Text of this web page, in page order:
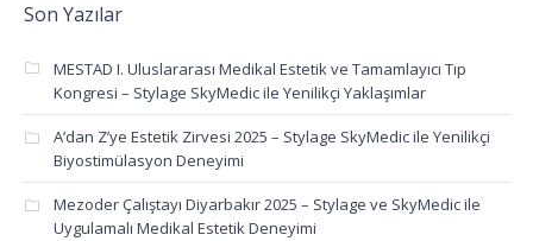
Son Yazılar
MESTAD I. Uluslararası Medikal Estetik ve Tamamlayıcı Tıp
Kongresi – Stylage SkyMedic ile Yenilikçi Yaklaşımlar
A’dan Z’ye Estetik Zirvesi 2025 – Stylage SkyMedic ile Yenilikçi
Biyostimülasyon Deneyimi
Mezoder Çalıştayı Diyarbakır 2025 – Stylage ve SkyMedic ile
Uygulamalı Medikal Estetik Deneyimi